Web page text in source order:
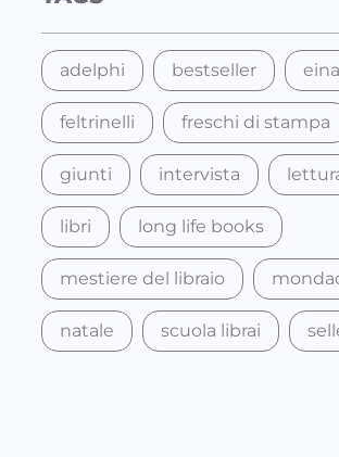
adelphi bestseller
feltrinelli freschi di stampa
giunti intervista
libri long life books
mestiere del libraio
natale scuola librai